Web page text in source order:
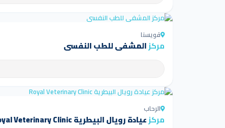
قويسنا
مركزالمشفى للطب النفسي
الرحاب
مركزعيادة رويال البيطرية Royal Veterinary Clinic